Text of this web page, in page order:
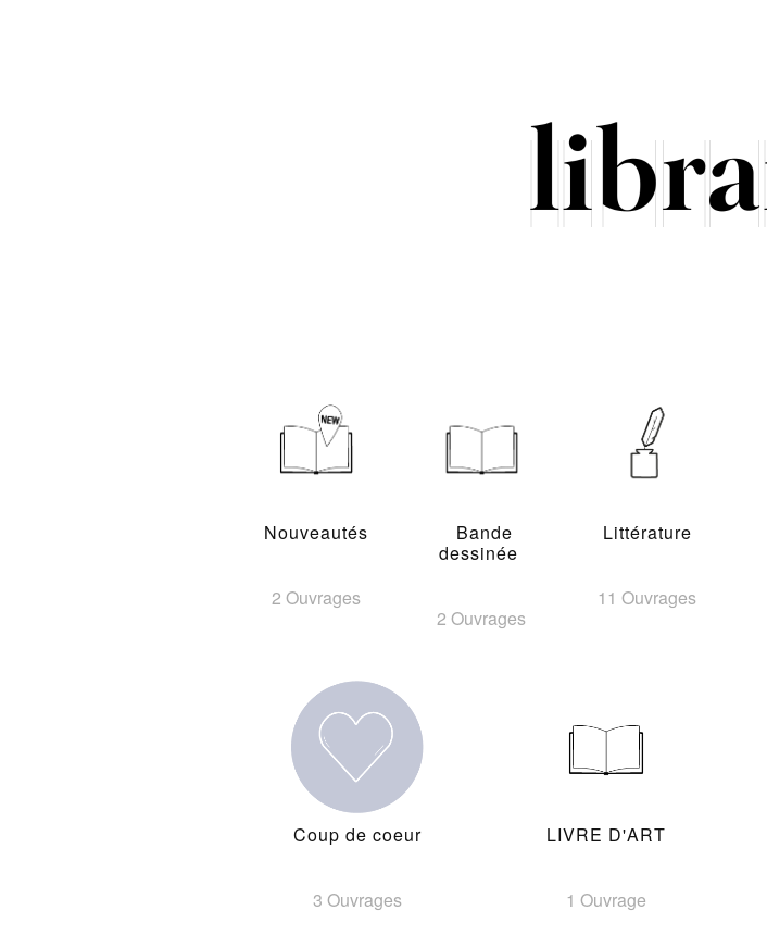
Nouveautés
2 Ouvrages
Bande
dessinée
2 Ouvrages
Littérature
11 Ouvrages
Coup de coeur
3 Ouvrages
LIVRE D'ART
1 Ouvrage